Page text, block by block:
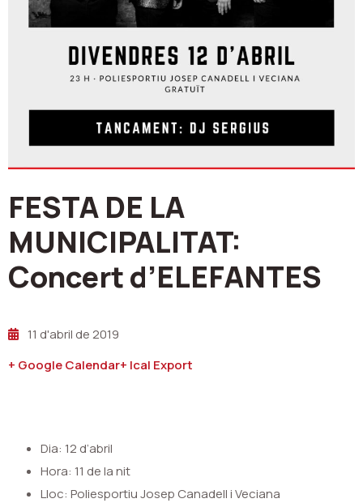
FESTA DE LA
MUNICIPALITAT:
Concert d’ELEFANTES
11 d'abril de 2019
+ Google Calendar+ Ical Export
Dia: 12 d’abril
Hora: 11 de la nit
Lloc: Poliesportiu Josep Canadell i Veciana